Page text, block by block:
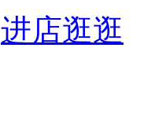
进店逛逛